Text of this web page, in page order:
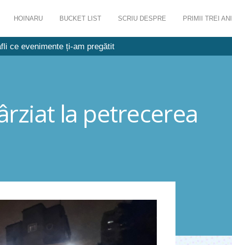
HOINARU BUCKET LIST SCRIU DESPRE PRIMII TREI ANI
ce evenimente ți-am pregătit
la petrecerea